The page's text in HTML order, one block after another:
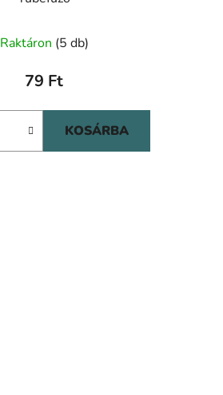
Raktáron (5 db)
79 Ft
KOSÁRBA